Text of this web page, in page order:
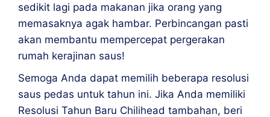
sedikit lagi pada makanan jika orang yang
memasaknya agak hambar. Perbincangan pasti
akan membantu mempercepat pergerakan
rumah kerajinan saus!
Semoga Anda dapat memilih beberapa resolusi
saus pedas untuk tahun ini. Jika Anda memiliki
Resolusi Tahun Baru Chilihead tambahan, beri